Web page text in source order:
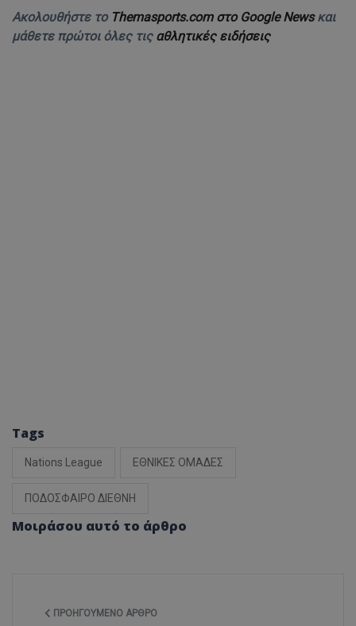
Ακολουθήστε το Themasports.com στο Google Newsκαι
μάθετε πρώτοι όλες τις αθλητικές ειδήσεις
Tags
Nations League ΕΘΝΙΚΕΣ ΟΜΑΔΕΣ
ΠΟΔΟΣΦΑΙΡΟ ΔΙΕΘΝΗ
Μοιράσου αυτό το άρθρο
ΠΡΟΗΓΟΎΜΕΝΟ ΆΡΘΡΟ